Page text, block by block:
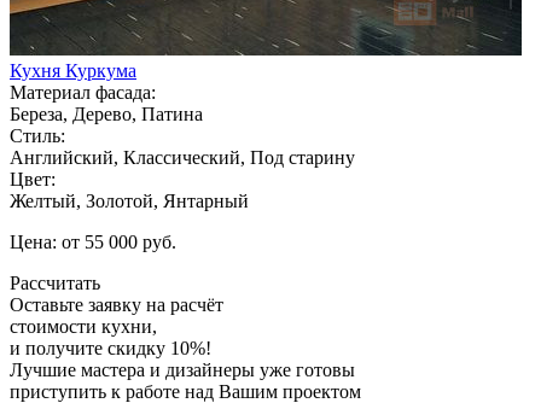
Кухня Куркума
Материал фасада:
Береза, Дерево, Патина
Стиль:
Английский, Классический, Под старину
Цвет:
Желтый, Золотой, Янтарный
Цена: от 55 000 руб.
Рассчитать
Оставьте заявку на расчёт
стоимости кухни,
и получите скидку 10%!
Лучшие мастера и дизайнеры уже готовы
приступить к работе над Вашим проектом